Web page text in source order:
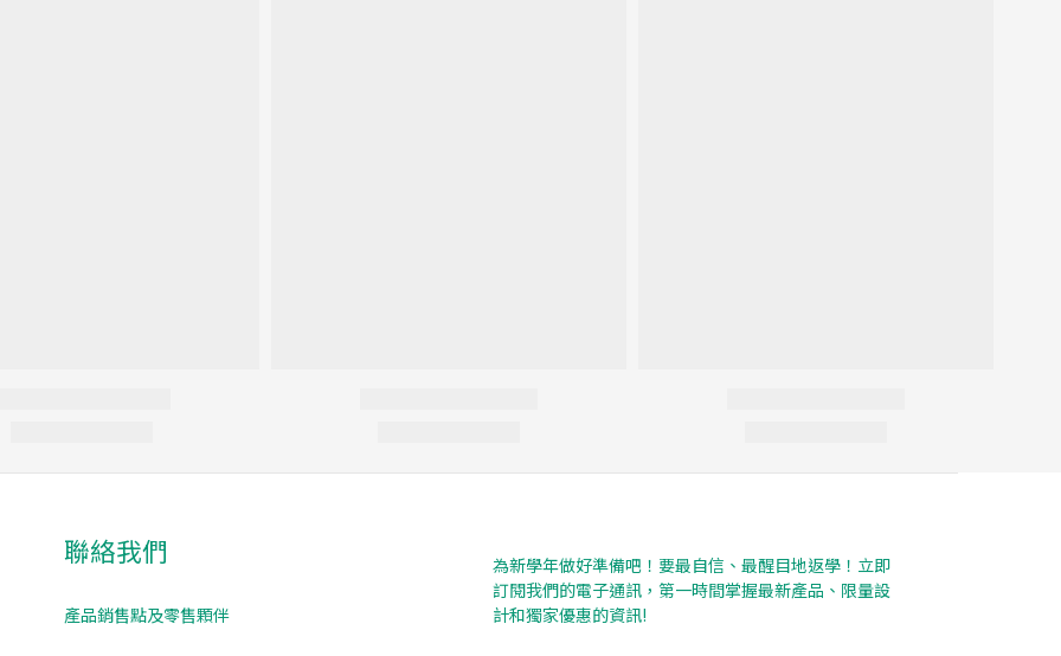
聯絡我們
產品銷售點及零售顆伴
為新學年做好準備吧！要最自信、最醒目地返學！立即
訂閱我們的電子通訊，第一時間掌握最新產品、限量設
計和獨家優惠的資訊!